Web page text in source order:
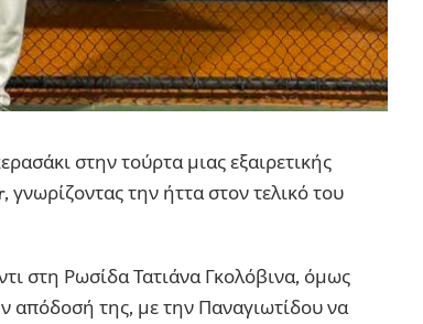
στην τούρτα μιας εξαιρετικής
την ήττα στον τελικό του
στη Ρωσίδα Τατιάνα Γκολόβινα, όμως
απόδοσή της, με την Παναγιωτίδου να